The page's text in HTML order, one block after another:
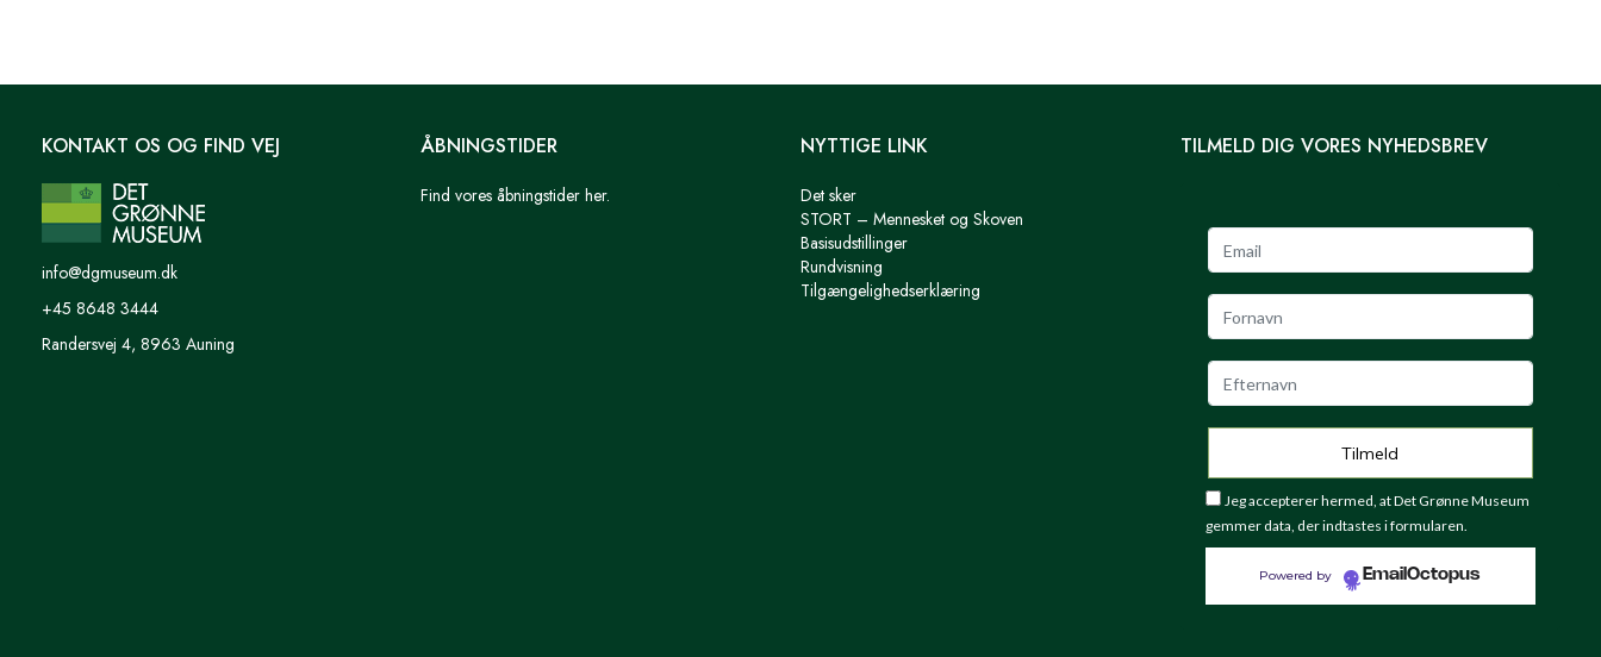
KONTAKT OS OG FIND VEJ
info@dgmuseum.dk
+45 8648 3444
Randersvej 4, 8963 Auning
ÅBNINGSTIDER
Find vores åbningstider her.
NYTTIGE LINK
Det sker
STORT – Mennesket og Skoven
Basisudstillinger
Rundvisning
Tilgængelighedserklæring
TILMELD DIG VORES NYHEDSBREV
Jeg accepterer hermed, at Det Grønne Museum
gemmer data, der indtastes i formularen.
Powered by EmailOctopus